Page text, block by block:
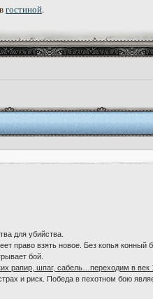
гостиной.
для убийства.
право взять новое. Без копья
бой.
рапир, шпаг, сабель…переходим в век
и риск. Победа в пехотном бою